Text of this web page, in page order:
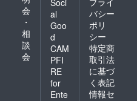
記載く
ださ
い。
会
・
相
談
会
al
Goo
d
CAM
PFI
RE
for
Ente
バシー
ポリ
シー
特定商
取引法
に基づ
く表記
情報セ